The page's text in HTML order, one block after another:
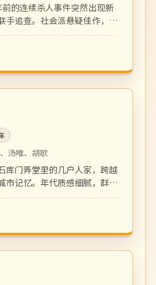
的连续杀人事件突然出现新
手追查。社会派悬疑佳作，反
全 30 集
汤唯、胡歌
库门弄堂里的几户人家，跨越
市记忆。年代质感细腻，群像
109 分钟